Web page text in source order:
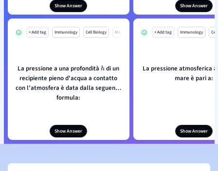
Show Answer Show Answer
+ Add tag Immunology Cell Biology Mo
La pressione a una profondità h di un
recipiente pieno d'acqua a contatto
con l'atmosfera è data dalla seguente
formula:
Show Answer
+ Add tag Immunology
La pressione atmosferica
mare è pari a:
Show Answer